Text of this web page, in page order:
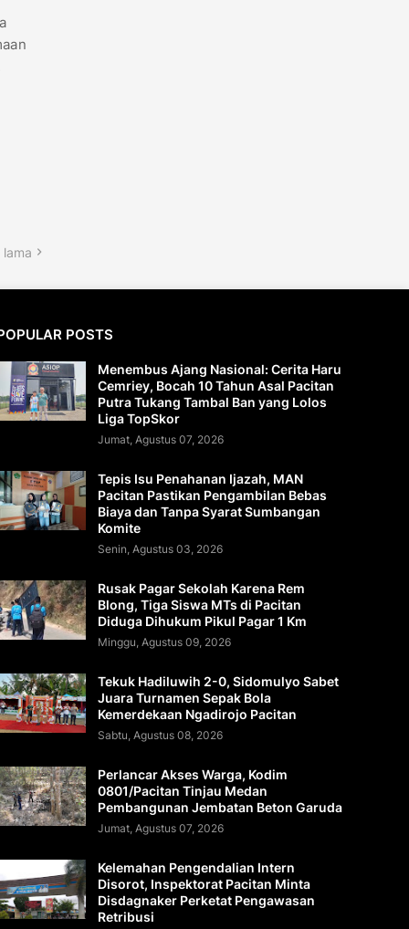
lama
POSTS
Menembus Ajang Nasional: Cerita Haru
Cemriey, Bocah 10 Tahun Asal Pacitan
Putra Tukang Tambal Ban yang Lolos
Liga TopSkor
Jumat, Agustus 07, 2026
Tepis Isu Penahanan Ijazah, MAN
Pacitan Pastikan Pengambilan Bebas
Biaya dan Tanpa Syarat Sumbangan
Komite
Senin, Agustus 03, 2026
Rusak Pagar Sekolah Karena Rem
Blong, Tiga Siswa MTs di Pacitan
Diduga Dihukum Pikul Pagar 1 Km
Minggu, Agustus 09, 2026
Tekuk Hadiluwih 2-0, Sidomulyo Sabet
Juara Turnamen Sepak Bola
Kemerdekaan Ngadirojo Pacitan
Sabtu, Agustus 08, 2026
Perlancar Akses Warga, Kodim
0801/Pacitan Tinjau Medan
Pembangunan Jembatan Beton Garuda
Jumat, Agustus 07, 2026
Kelemahan Pengendalian Intern
Disorot, Inspektorat Pacitan Minta
Disdagnaker Perketat Pengawasan
Retribusi